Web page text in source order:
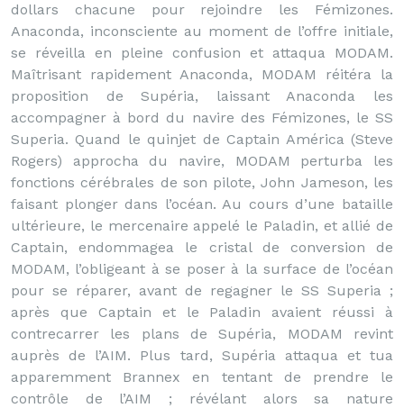
dollars chacune pour rejoindre les Fémizones.
Anaconda, inconsciente au moment de l’offre initiale,
se réveilla en pleine confusion et attaqua MODAM.
Maîtrisant rapidement Anaconda, MODAM réitéra la
proposition de Supéria, laissant Anaconda les
accompagner à bord du navire des Fémizones, le SS
Superia. Quand le quinjet de Captain América (Steve
Rogers) approcha du navire, MODAM perturba les
fonctions cérébrales de son pilote, John Jameson, les
faisant plonger dans l’océan. Au cours d’une bataille
ultérieure, le mercenaire appelé le Paladin, et allié de
Captain, endommagea le cristal de conversion de
MODAM, l’obligeant à se poser à la surface de l’océan
pour se réparer, avant de regagner le SS Superia ;
après que Captain et le Paladin avaient réussi à
contrecarrer les plans de Supéria, MODAM revint
auprès de l’AIM. Plus tard, Supéria attaqua et tua
apparemment Brannex en tentant de prendre le
contrôle de l’AIM ; révélant alors sa nature